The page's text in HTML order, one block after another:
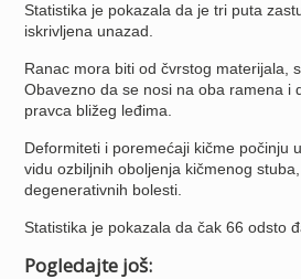
Statistika je pokazala da je tri puta
iskrivljena unazad.
Ranac mora biti od čvrstog materijala,
Obavezno da se nosi na oba ramena i
pravca bližeg leđima.
Deformiteti i poremećaji kičme počinju
vidu ozbiljnih oboljenja kičmenog
degenerativnih bolesti.
Statistika je pokazala da čak 66 odsto
Pogledajte još: